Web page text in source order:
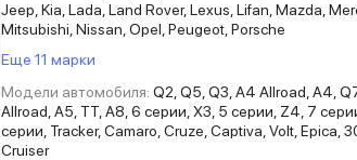
Jeep, Kia, Lada, Land Rover, Lexus, Lifan, Mazda,
Mitsubishi, Nissan, Opel, Peugeot, Porsche
Еще 11 марки
Модели автомобиля: Q2, Q5, Q3, A4 Allroad, A4,
Allroad, A5, TT, A8, 6 серии, X3, 5 серии, Z4, 7
серии, Tracker, Camaro, Cruze, Captiva, Volt, Epica,
Cruiser